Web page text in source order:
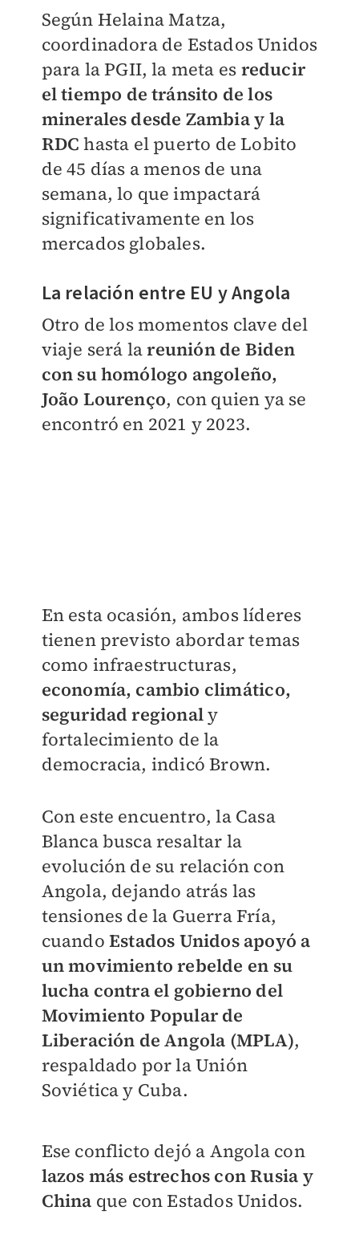
Según Helaina Matza,
coordinadora de Estados Unidos
para la PGII, la meta es reducir
el tiempo de tránsito de los
minerales desde Zambia y la
RDChasta el puerto de Lobito
de 45 días a menos de una
semana, lo que impactará
significativamente en los
mercados globales.
La relación entre EU y Angola
Otro de los momentos clave del
viaje será lareunión de Biden
con su homólogo angoleño,
João Lourenço, con quien ya se
encontró en 2021 y 2023.
En esta ocasión, ambos líderes
tienen previsto abordar temas
como infraestructuras,
economía, cambio climático,
seguridad regionaly
fortalecimiento de la
democracia, indicó Brown.
Con este encuentro, la Casa
Blanca busca resaltar la
evolución de su relación con
Angola, dejando atrás las
tensiones de la Guerra Fría,
cuando Estados Unidos apoyó a
un movimiento rebelde en su
lucha contra el gobierno del
Movimiento Popular de
Liberación de Angola (MPLA),
respaldado por la Unión
Soviética y Cuba.
Ese conflicto dejó a Angola con
lazos más estrechos con Rusia y
China que con Estados Unidos.